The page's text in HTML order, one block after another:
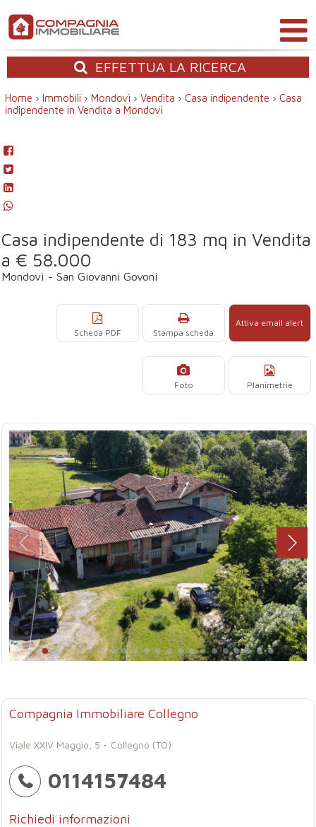
EFFETTUA LA RICERCA
Home › Immobili › Mondovì › Vendita › Casa indipendente › Casa
indipendente in Vendita a Mondovì
Casa indipendente di 183 mq in Vendita
a € 58.000
Mondovì - San Giovanni Govoni
Attiva email alert
Stampa scheda
Scheda PDF
Planimetrie
Foto
Compagnia Immobiliare Collegno
Viale XXIV Maggio, 5 - Collegno (TO)
0114157484
Richiedi informazioni